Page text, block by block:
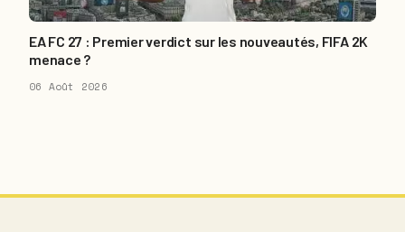
EA FC 27 : Premier verdict sur les nouveautés, FIFA 2K
menace ?
06 Août 2026